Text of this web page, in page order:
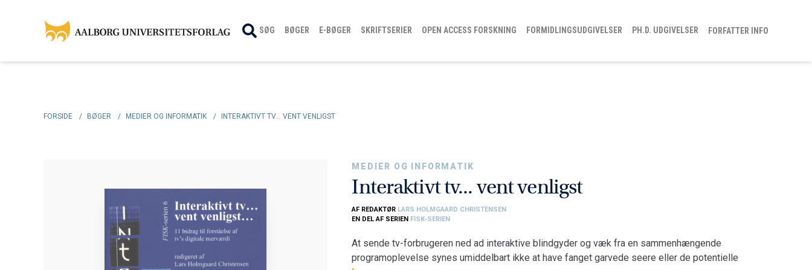
SØG BØGER E-BØGER SKRIFTSERIER OPEN ACCESS FORSKNING FORMIDLINGSUDGIVELSER PH.D. UDGIVELSER FORFATTER INFO
FORSIDE / BØGER / MEDIER OG INFORMATIK / INTERAKTIVT TV... VENT VENLIGST
MEDIER OG INFORMATIK
Interaktivt tv... vent venligst
AF REDAKTØR LARS HOLMGAARD CHRISTENSEN
EN DEL AF SERIEN FISK-SERIEN
At sende tv-forbrugeren ned ad interaktive blindgyder og væk fra en sammenhængende
programoplevelse synes umiddelbart ikke at have fanget garvede seere eller de potentielle